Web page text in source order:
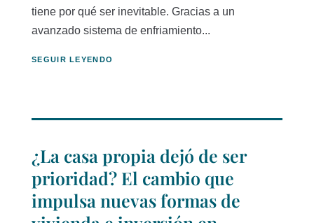
tiene por qué ser inevitable. Gracias a un
avanzado sistema de enfriamiento...
SEGUIR LEYENDO
¿La casa propia dejó de ser
prioridad? El cambio que
impulsa nuevas formas de